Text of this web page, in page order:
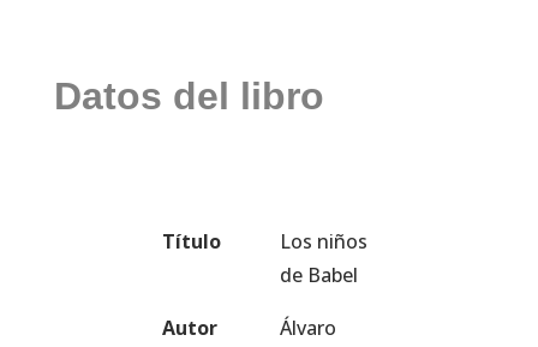
Datos del libro
Título
Los niños
de Babel
Autor
Álvaro